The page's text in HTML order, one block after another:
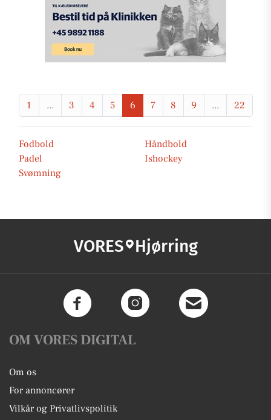
1 ... 3 4 5 6 7 8 9 ... 22
Fodbold
Håndbold
Padel
Ishockey
Svømning
VORES Hjørring
OM VORES DIGITAL
Om os
For annoncører
Vilkår og Privatlivspolitik